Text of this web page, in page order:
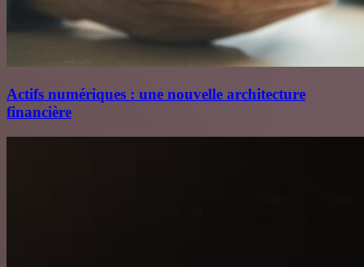
Actifs numériques : une nouvelle architecture
financière